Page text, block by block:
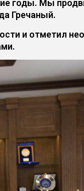
годы. Мы
Гречаный.
и отметил